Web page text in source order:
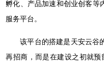
孵化、产品加速和创业创客等
服务平台。
该平台的搭建是天安云谷
再招商，而是在建设之初就预